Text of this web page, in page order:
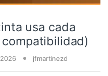
usa cada
jfmartinezd